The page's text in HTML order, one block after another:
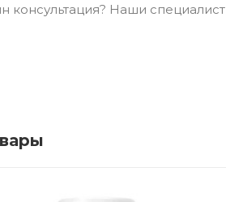
консультация? Наши